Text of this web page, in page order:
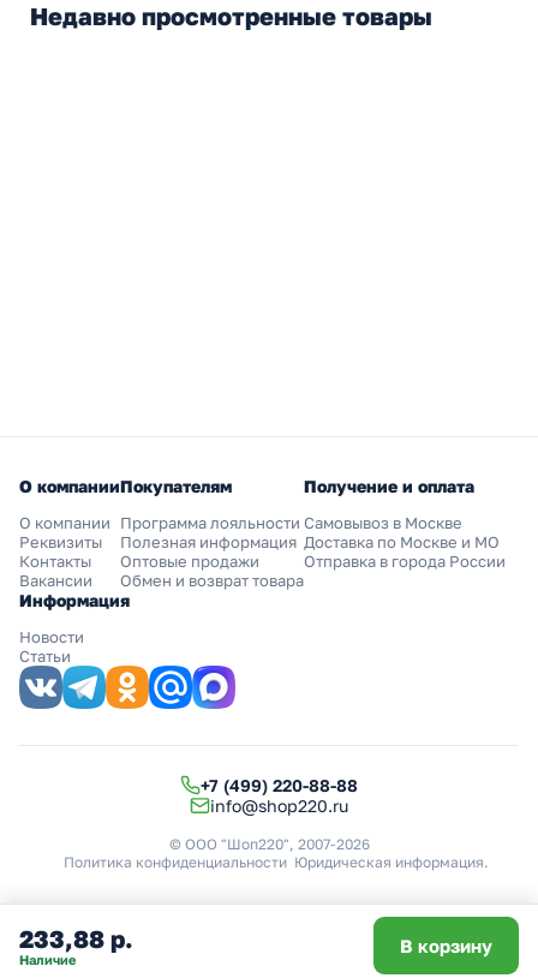
Недавно просмотренные товары
233,88 р.
Наличие
В корзину
О компании
О компании
Реквизиты
Контакты
Вакансии
Покупателям
Программа лояльности
Полезная информация
Оптовые продажи
Обмен и возврат товара
Получение и оплата
Самовывоз в Москве
Доставка по Москве и МО
Отправка в города России
Информация
Новости
Статьи
+7 (499) 220-88-88
info@shop220.ru
© ООО "Шоп220", 2007-2026
Политика конфиденциальности Юридическая информация.